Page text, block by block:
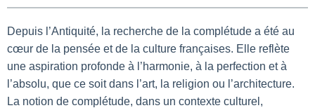
Depuis l’Antiquité, la recherche de la complétude a été au
cœur de la pensée et de la culture françaises. Elle reflète
une aspiration profonde à l’harmonie, à la perfection et à
l’absolu, que ce soit dans l’art, la religion ou l’architecture.
La notion de complétude, dans un contexte culturel,